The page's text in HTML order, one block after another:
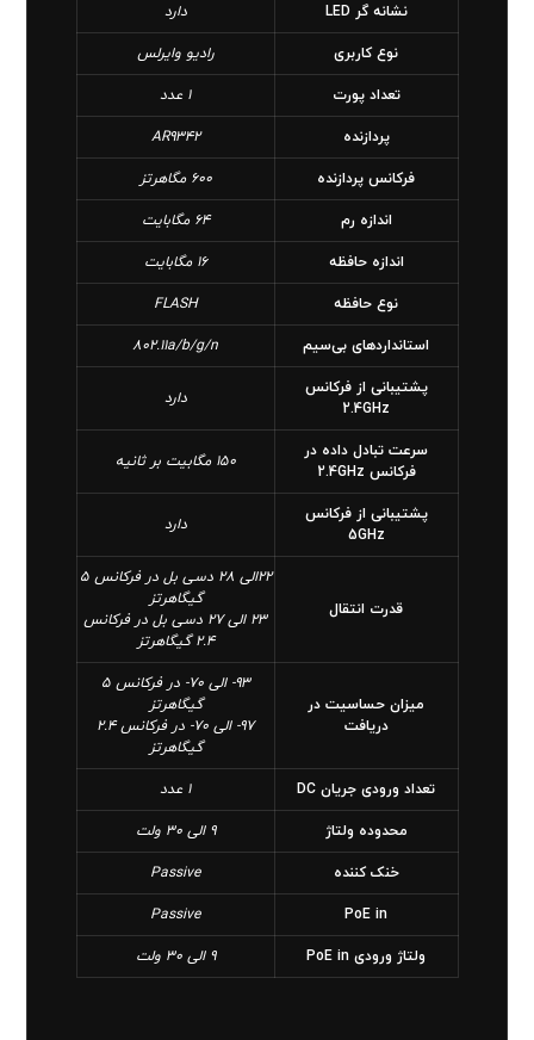
نشانه گر LED دارد
نوع کاربری رادیو وایرلس
تعداد پورت 1 عدد
پردازنده AR9342
فرکانس پردازنده 600 مگاهرتز
اندازه رم 64 مگابایت
اندازه حافظه 16 مگابایت
نوع حافظه FLASH
استانداردهای بی‌سیم 802.11a/b/g/n
پشتیبانی از فرکانس
2.4GHz
دارد
سرعت تبادل داده در
فرکانس 2.4GHz
150 مگابیت بر ثانیه
پشتیبانی از فرکانس
5GHz
دارد
قدرت انتقال
22الی 28 دسی بل در فرکانس 5
گیگاهرتز
23 الی 27 دسی بل در فرکانس
2.4 گیگاهرتز
میزان حساسیت در
دریافت
93- الی 70- در فرکانس 5
گیگاهرتز
97- الی 70- در فرکانس 2.4
گیگاهرتز
تعداد ورودی جریان DC 1 عدد
محدوده ولتاژ 9 الی 30 ولت
خنک کننده Passive
PoE in
Passive
ولتاژ ورودی PoE in 9 الی 30 ولت